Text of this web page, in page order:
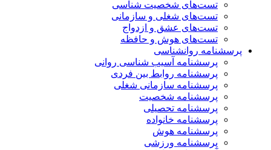
تست‌های شخصیت شناسی
تست‌های شغلی و سازمانی
تست‌های عشق و ازدواج
تست‌های هوش و حافظه
پرسشنامه روانشناسی
پرسشنامه آسیب شناسی روانی
پرسشنامه روابط بین فردی
پرسشنامه سازمانی شغلی
پرسشنامه شخصیت
پرسشنامه تحصیلی
پرسشنامه خانواده
پرسشنامه هوش
پرسشنامه ورزشی